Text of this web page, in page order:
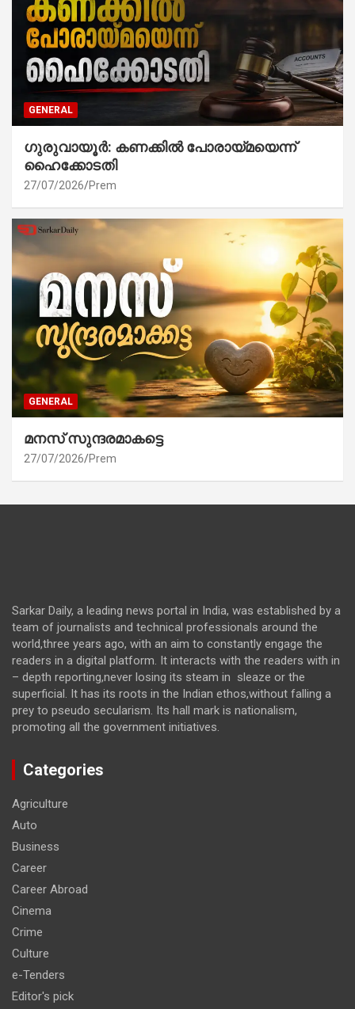
GENERAL
ഗുരുവായൂർ: കണക്കിൽ പോരായ്മയെന്ന്
ഹൈക്കോടതി
27/07/2026 Prem
GENERAL
മനസ് സുന്ദരമാകട്ടെ
27/07/2026 Prem
Sarkar Daily, a leading news portal in India, was established by a
team of journalists and technical professionals around the
world,three years ago, with an aim to constantly engage the
readers in a digital platform. It interacts with the readers with in
– depth reporting,never losing its steam in sleaze or the
superficial. It has its roots in the Indian ethos,without falling a
prey to pseudo secularism. Its hall mark is nationalism,
promoting all the government initiatives.
Categories
Agriculture
Auto
Business
Career
Career Abroad
Cinema
Crime
Culture
e-Tenders
Editor's pick